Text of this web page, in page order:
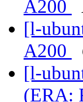
A200
[l-
A200
[l-
(ERA: